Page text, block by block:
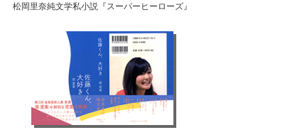
松岡里奈純文学私小説『スーパーヒーローズ』